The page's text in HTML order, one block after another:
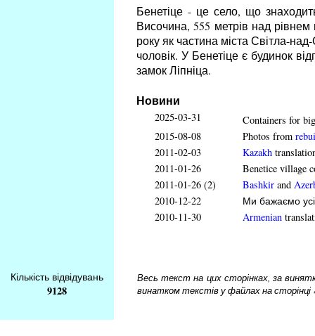
Бенетіце - це село, що
Височина, 555 метрів над
року як частина міста Світла-
чоловік. У Бенетіце є будинок
замок Ліпніца.
Новини
2025-03-31
Containers for
2015-08-08
Photos from
2011-02-03
Kazakh
2011-01-26
Benetice village
2011-01-26 (2)
Bashkir and
2010-12-22
Ми бажаємо
2010-11-30
Armenian
Кількість відвідувань
9128
Весь текст на цих сторінках, за
винатком текстів у файлах на